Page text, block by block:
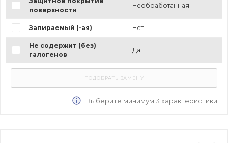
поверхности
Необработанная
Запираемый (-ая) Нет
Не содержит (без)
галогенов
Да
Выберите минимум 3 характеристики